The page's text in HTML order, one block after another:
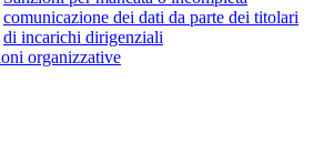
comunicazione dei dati da parte dei titolari
di incarichi dirigenziali
organizzative